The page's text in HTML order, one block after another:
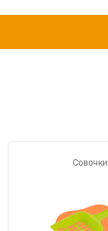
Совочки